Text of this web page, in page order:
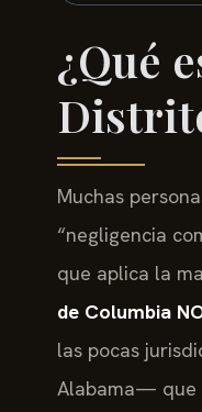
¿Qué
Muchas
“negligencia
que aplica la
de Columbia
las pocas
Alabama— que